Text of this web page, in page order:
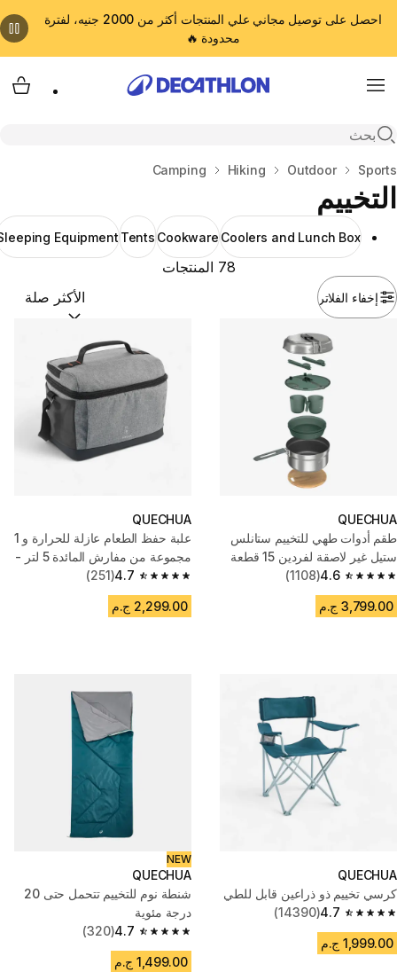
احصل على توصيل مجاني علي المنتجات أكثر من 2000 جنيه، لفترة
محدودة 🔥
Menu
Open search
المنزل
Sports
Outdoor
Hiking
Camping
التخييم
Coolers and Lunch Box
Cookware
Tents
Equipment
إخفاء الفلاتر
78 المنتجات
ترتيب حسب:
QUECHUA
طقم أدوات طهي للتخييم ستانلس
ستيل غير لاصقة لفردين 15 قطعة
4.6
4.6 out of 5 stars from 1108 reviews
(1108)
3,799.00 ج.م
QUECHUA
علبة حفظ الطعام عازلة للحرارة و 1
مجموعة من مفارش المائدة 5 لتر -
رمادي
4.7
4.7 out of 5 stars from 251 reviews
(251)
2,299.00 ج.م
QUECHUA
كرسي تخييم ذو ذراعين قابل للطي
4.7
4.7 out of 5 stars from 14390 reviews
(14390)
1,999.00 ج.م
NEW
QUECHUA
شنطة نوم للتخييم تتحمل حتى 20
درجة مئوية
4.7
4.7 out of 5 stars from 320 reviews
(320)
1,499.00 ج.م